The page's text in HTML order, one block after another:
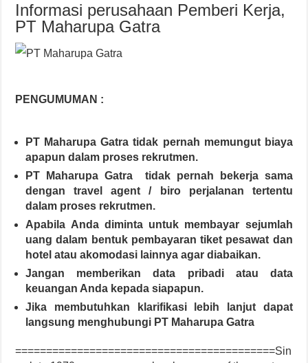
Informasi perusahaan Pemberi Kerja,
PT Maharupa Gatra
PENGUMUMAN :
PT Maharupa Gatra tidak pernah memungut biaya
apapun dalam proses rekrutmen.
PT Maharupa Gatra tidak pernah bekerja sama
dengan travel agent / biro perjalanan tertentu
dalam proses rekrutmen.
Apabila Anda diminta untuk membayar sejumlah
uang dalam bentuk pembayaran tiket pesawat dan
hotel atau akomodasi lainnya agar diabaikan.
Jangan memberikan data pribadi atau data
keuangan Anda kepada siapapun.
Jika membutuhkan klarifikasi lebih lanjut dapat
langsung menghubungi PT Maharupa Gatra
==========================================Sin